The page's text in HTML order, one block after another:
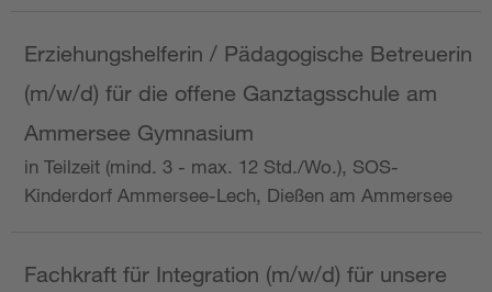
Erziehungshelferin / Pädagogische Betreuerin
(m/w/d) für die offene Ganztagsschule am
Ammersee Gymnasium
in Teilzeit (mind. 3 - max. 12 Std./Wo.), SOS-
Kinderdorf Ammersee-Lech, Dießen am Ammersee
Fachkraft für Integration (m/w/d) für unsere